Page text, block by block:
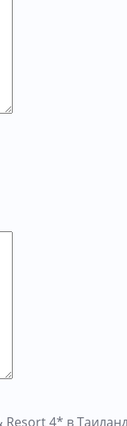
4* в